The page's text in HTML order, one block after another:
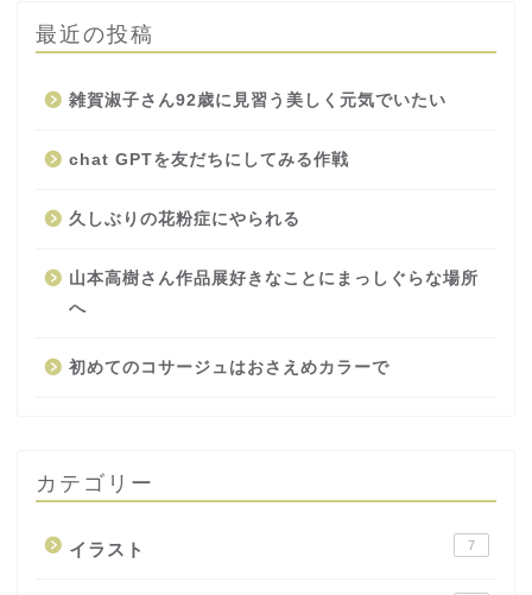
最近の投稿
雑賀淑子さん92歳に見習う美しく元気でいたい
chat GPTを友だちにしてみる作戦
久しぶりの花粉症にやられる
山本高樹さん作品展好きなことにまっしぐらな場所
へ
初めてのコサージュはおさえめカラーで
カテゴリー
イラスト 7